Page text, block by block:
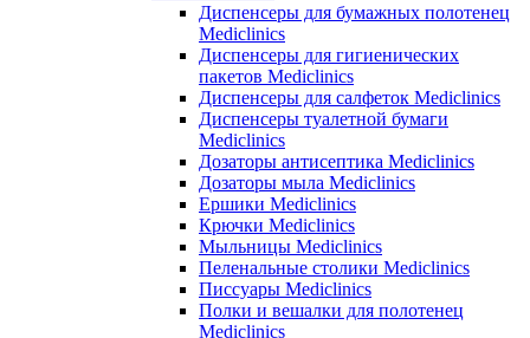
Диспенсеры для бумажных полотенец
Mediclinics
Диспенсеры для гигиенических
пакетов Mediclinics
Диспенсеры для салфеток Mediclinics
Диспенсеры туалетной бумаги
Mediclinics
Дозаторы антисептика Mediclinics
Дозаторы мыла Mediclinics
Ершики Mediclinics
Крючки Mediclinics
Мыльницы Mediclinics
Пеленальные столики Mediclinics
Писсуары Mediclinics
Полки и вешалки для полотенец
Mediclinics